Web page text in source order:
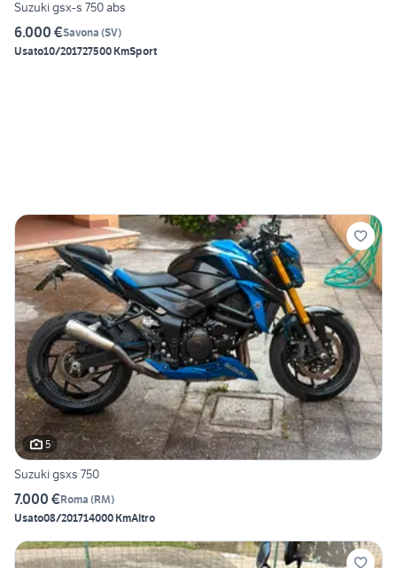
Suzuki gsx-s 750 abs
6.000 €Savona (SV)
Usato10/201727500 KmSport
5
Suzuki gsxs 750
7.000 €Roma (RM)
Usato08/201714000 KmAltro